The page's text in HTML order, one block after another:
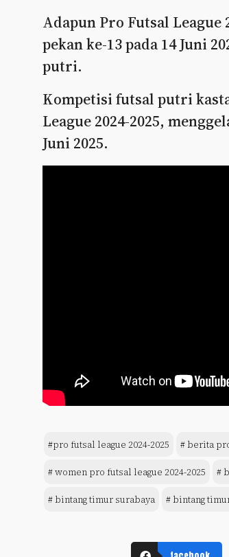
Adapun Pro Futsal League
pekan ke-13 pada 14 Juni
putri.
Kompetisi futsal putri
League 2024-2025,
Juni 2025.
#pro futsal league 2024-2025 # berita
# women pro futsal league 2024-2025 #
# bintang timur surabaya # bintang